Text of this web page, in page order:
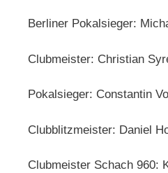
Berliner Pokalsieger:
Clubmeister: Christian
Pokalsieger: Constantin
Clubblitzmeister: Daniel
Clubmeister Schach 960: